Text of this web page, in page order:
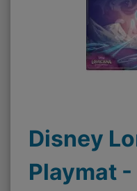
Disney
Playmat